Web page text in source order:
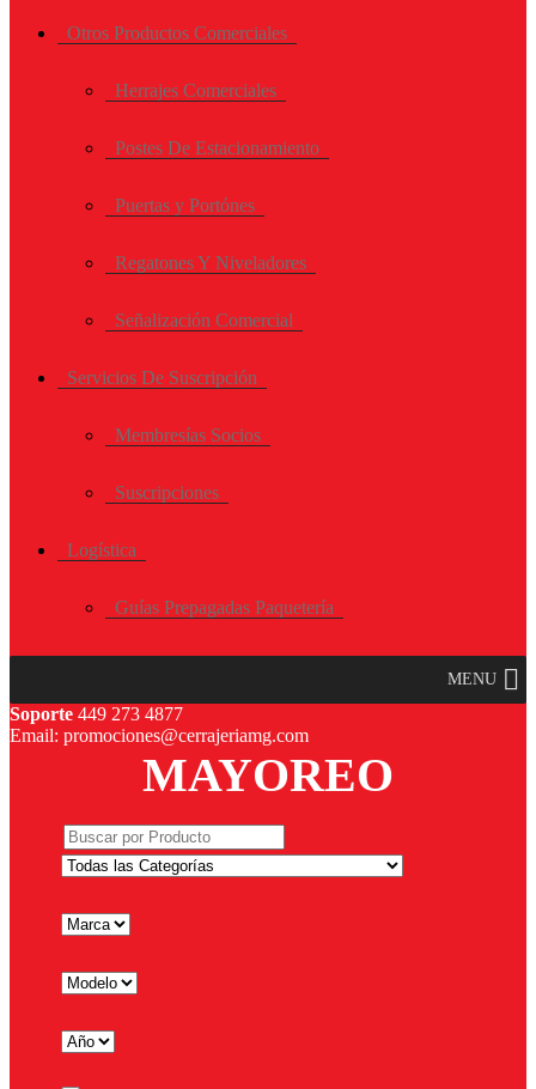
Otros Productos Comerciales
Herrajes Comerciales
Postes De Estacionamiento
Puertas y Portónes
Regatones Y Niveladores
Señalización Comercial
Servicios De Suscripción
Membresías Socios
Suscripciones
Logística
Guías Prepagadas Paquetería
MENU
Soporte 449 273 4877
Email: promociones@cerrajeriamg.com
MAYOREO